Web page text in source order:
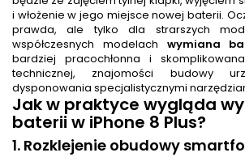
i włożenie w jego miejsce nowej baterii.
prawda, ale tylko dla strarszych
współczesnych modelach wymiana
bardziej pracochłonna i
technicznej, znajomości budowy
dysponowania specjalistycznymi
Jak w praktyce wygląda
baterii w iPhone 8 Plus?
1. Rozklejenie obudowy